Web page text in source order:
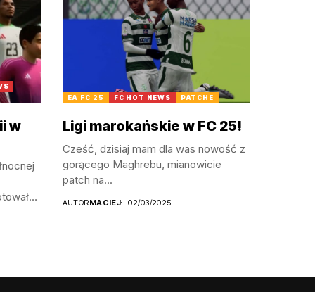
w
EA FC 25 FC HOT NEWS PATCHE
Ligi marokańskie w FC 25!
Cześć, dzisiaj mam dla was nowość z
gorącego Maghrebu, mianowicie
patch na...
AUTORMACIEJ 02/03/2025